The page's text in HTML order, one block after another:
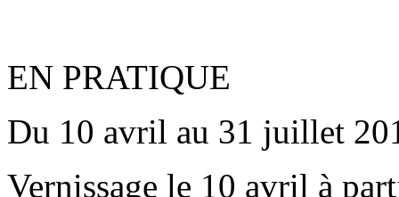
EN PRATIQUE
Du 10 avril au 31 juillet
Vernissage le 10 avril à